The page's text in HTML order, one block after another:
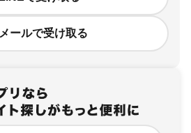
メールで受け取る